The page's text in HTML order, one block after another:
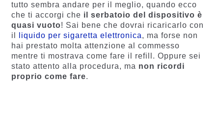
tutto sembra andare per il meglio, quando ecco
che ti accorgi che il serbatoio del dispositivo è
quasi vuoto! Sai bene che dovrai ricaricarlo con
il
liquido per sigaretta elettronica, ma forse non
hai prestato molta attenzione al commesso
mentre ti mostrava come fare il refill. Oppure sei
stato attento alla procedura, ma non ricordi
proprio come fare.